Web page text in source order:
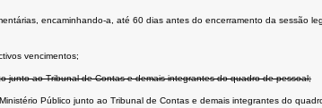
encaminhando-a, até 60 dias antes do encerramento da sessão
vencimentos;
junto ao Tribunal de Contas e demais integrantes do quadro de pessoal;
Público junto ao Tribunal de Contas e demais integrantes do